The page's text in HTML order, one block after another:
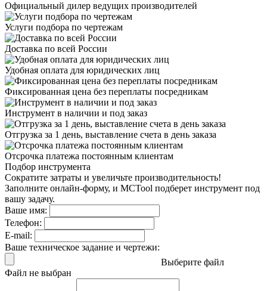
Официальный дилер ведущих производителей
Услуги подбора по чертежам
Доставка по всей России
Удобная оплата для юридических лиц
Фиксированная цена без переплаты посредникам
Инструмент в наличии и под заказ
Отгрузка за 1 день, выставление счета в день заказа
Отсрочка платежа постоянным клиентам
Подбор инструмента
Сократите затраты и увеличьте производительность!
Заполните онлайн-форму, и MCTool подберет инструмент под
вашу задачу.
Ваше имя:
Телефон:
E-mail:
Ваше техническое задание и чертежи:
Выберите файл
Файл не выбран